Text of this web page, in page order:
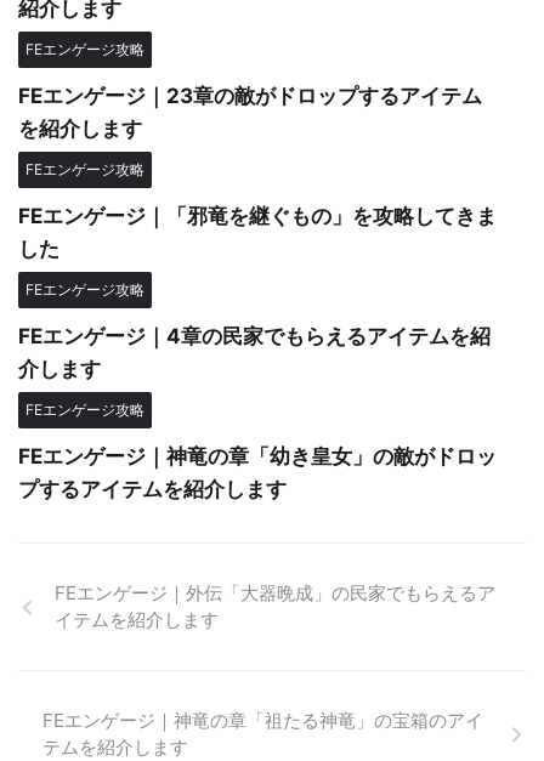
紹介します
FEエンゲージ攻略
FEエンゲージ｜23章の敵がドロップするアイテム
を紹介します
FEエンゲージ攻略
FEエンゲージ｜「邪竜を継ぐもの」を攻略してきま
した
FEエンゲージ攻略
FEエンゲージ｜4章の民家でもらえるアイテムを紹
介します
FEエンゲージ攻略
FEエンゲージ｜神竜の章「幼き皇女」の敵がドロッ
プするアイテムを紹介します
FEエンゲージ｜外伝「大器晩成」の民家でもらえるア
イテムを紹介します
FEエンゲージ｜神竜の章「祖たる神竜」の宝箱のアイ
テムを紹介します